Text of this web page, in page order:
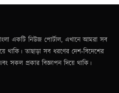
একটি নিউজ পোর্টাল, এখানে আমরা সব
থাকি। তাছাড়া সব ধরণের দেশ-বিদেশের
সকল প্রকার বিজ্ঞাপন দিয়ে থাকি।